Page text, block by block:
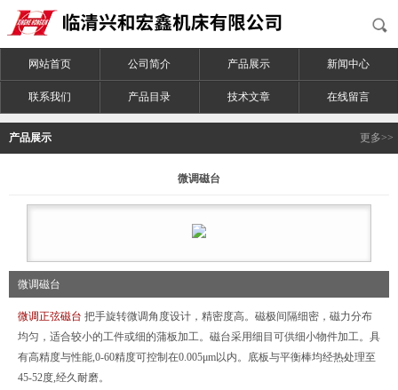
网站首页 公司简介 产品展示 新闻中心
联系我们 产品目录 技术文章 在线留言
产品展示 更多>>
微调磁台
微调磁台
微调正弦磁台 把手旋转微调角度设计，精密度高。磁极间隔细密，磁力分布
均匀，适合较小的工件或细的蒲板加工。磁台采用细目可供细小物件加工。具
有高精度与性能,0-60精度可控制在0.005μm以内。底板与平衡棒均经热处理至
45-52度,经久耐磨。